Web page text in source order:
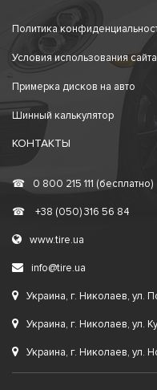
Политика
Условия использования сайта
Примерка дисков на авто
Шинный калькулятор
КОНТАКТЫ
☎ 0 800 215 111 (бесплатно)
☎ +38 (050) 316 56 84
www.tire.ua
info@tire.ua
Украина, г. Николаев, ул.
Украина, г. Николаев, ул.
Украина, г. Николаев, ул.